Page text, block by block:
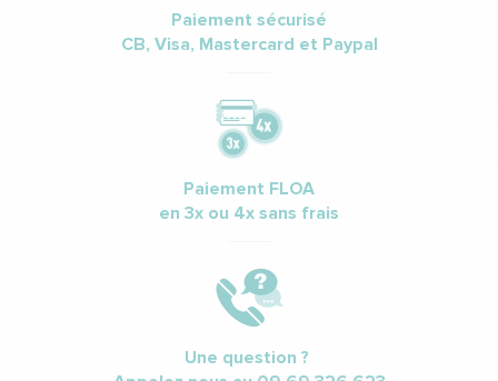
Paiement sécurisé
CB, Visa, Mastercard et Paypal
Paiement FLOA
en 3x ou 4x sans frais
Une question ?